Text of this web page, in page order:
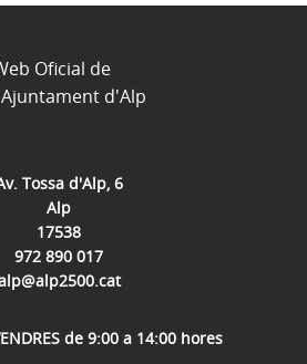
Tossa d'Alp, 6
Alp
17538
972 890 017
de 9:00 a 14:00 hores
Oficial de
d'Alp